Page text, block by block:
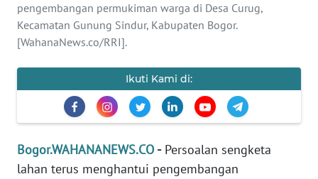
pengembangan permukiman warga di Desa Curug,
Kecamatan Gunung Sindur, Kabupaten Bogor.
[WahanaNews.co/RRI].
Ikuti Kami di:
Bogor.WAHANANEWS.CO -Persoalan sengketa
lahan terus menghantui pengembangan
TENTANG
KAMI
MEDIA
REDAKSI